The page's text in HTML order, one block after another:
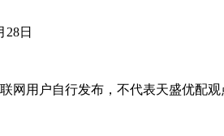
28日
网用户自行发布，不代表天盛优配观